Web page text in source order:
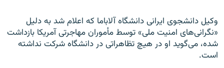
وکیل دانشجوی ایرانی دانشگاه آلاباما که اعلام شد به دلیل
«نگرانی‌های امنیت ملی» توسط مأموران مهاجرتی آمریکا بازداشت
شده، می‌گوید او در هیچ تظاهراتی در دانشگاه شرکت نداشته
است.